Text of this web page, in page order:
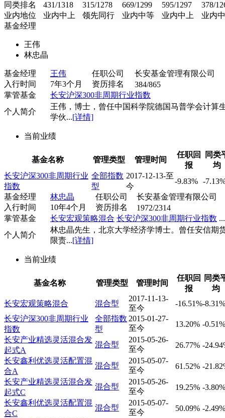
同类排名
431/1318 315/1278 669/1299 595/1297
378/
业内地位
业内中上 领先同行 业内中等 业内中上
业内
基金经理
王伟
林忠晶
基金经理 王伟 任职公司
长安基金管理有限公司
入行时间
7年3个月 资历排名
384/865
掌管基金
长安沪深300非周期行业指数
个人简介
王伟，博士，曾任中国科学院德国马普学会计算
学伙...[详情]
当前业绩
基金名称 管理类型 管理时间
任职回
报
同类
均
长安沪深300非周期行业
指数
全部指数
型
2017-12-13-至
今
-9.83% -
基金经理
林忠晶 任职公司
长安基金管理有限公司
入行时间
10年4个月 资历排名
1972/2314
掌管基金
长安宏观策略混合 长安沪深300非周期行业指数 ...
个人简介
林忠晶先生，北京大学经济学博士。曾任安信期
限责...[详情]
当前业绩
基金名称 管理类型 管理时间
任职回
报
同类
均
长安宏观策略混合
混合型
2017-11-13-
至今
-16.51%-8.31%
长安沪深300非周期行业
指数
全部指数
型
2015-01-27-
至今
13.20% -0.51%
长安产业精选灵活混合发
起式A
混合型
2015-05-26-
至今
26.77% -
长安鑫利优选灵活配置混
合A
混合型
2015-05-07-
至今
61.52% -
长安产业精选灵活混合发
起式C
混合型
2015-05-26-
至今
19.25% -3.80%
长安鑫利优选灵活配置混
合C
混合型
2015-05-07-
至今
50.09% -2.49%